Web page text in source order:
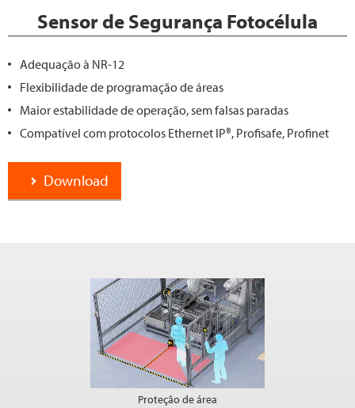
Sensor de Segurança Fotocélula
Adequação à NR-12
Flexibilidade de programação de áreas
Maior estabilidade de operação, sem falsas paradas
Compatível com protocolos Ethernet IP®, Profisafe, Profinet
Download
Proteção de área